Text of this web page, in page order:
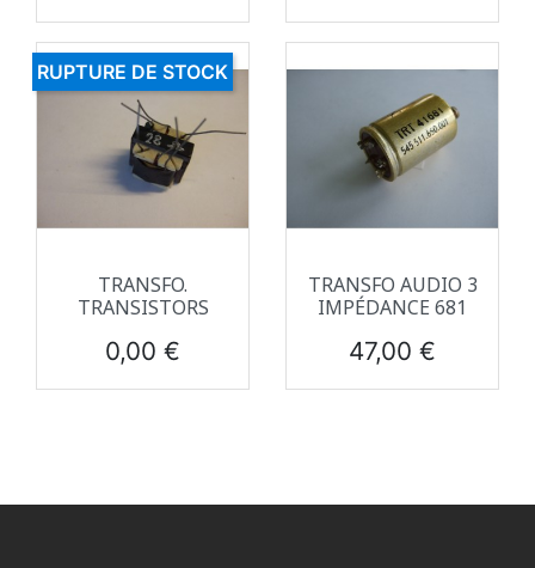
TRANSFO.
TRANSISTORS
Prix
0,00 €
RUPTURE DE STOCK
TRANSFO AUDIO 3
IMPÉDANCE 681
Prix
47,00 €